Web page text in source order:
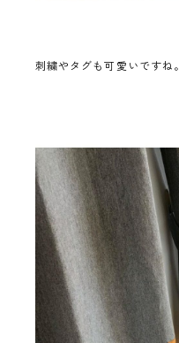
刺繍やタグも可愛いですね。